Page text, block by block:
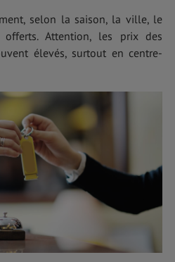
selon la saison, la ville, le
Attention, les prix des
élevés, surtout en centre-